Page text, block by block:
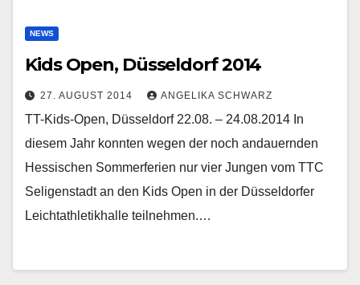
NEWS
Kids Open, Düsseldorf 2014
27. AUGUST 2014 ANGELIKA SCHWARZ
TT-Kids-Open, Düsseldorf 22.08. – 24.08.2014 In
diesem Jahr konnten wegen der noch andauernden
Hessischen Sommerferien nur vier Jungen vom TTC
Seligenstadt an den Kids Open in der Düsseldorfer
Leichtathletikhalle teilnehmen.…